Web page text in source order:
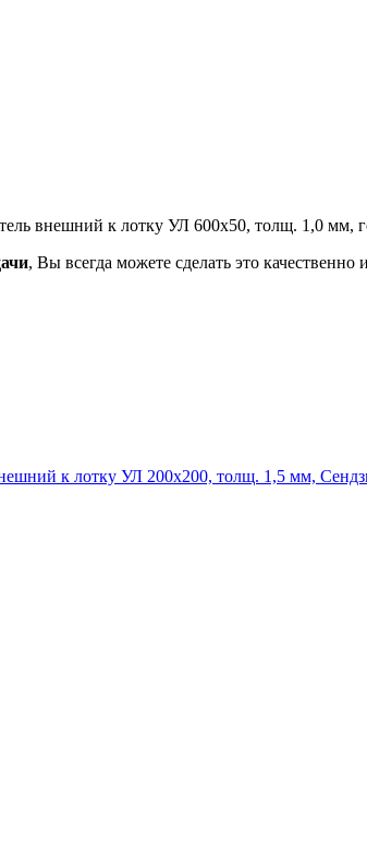
внешний к лотку УЛ 600х50, толщ. 1,0 мм,
, Вы всегда можете сделать это